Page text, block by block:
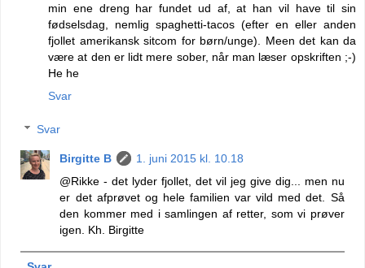
min ene dreng har fundet ud af, at han vil have til sin
fødselsdag, nemlig spaghetti-tacos (efter en eller anden
fjollet amerikansk sitcom for børn/unge). Meen det kan da
være at den er lidt mere sober, når man læser opskriften ;-)
He he
Svar
Svar
Birgitte B
1. juni 2015 kl. 10.18
@Rikke - det lyder fjollet, det vil jeg give dig... men nu
er det afprøvet og hele familien var vild med det. Så
den kommer med i samlingen af retter, som vi prøver
igen. Kh. Birgitte